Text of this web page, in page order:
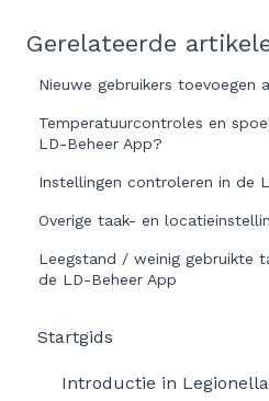
Gerelateerde
Nieuwe gebruikers toevoegen
Temperatuurcontroles en
LD-Beheer App?
Instellingen controleren in de
Overige taak- en
Leegstand / weinig gebruikte
de LD-Beheer App
Startgids
Introductie in